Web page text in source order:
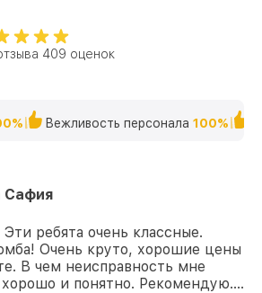
409 оценок
Вежливость персонала 100%
Сафия
ребята очень классные.
Очень круто, хорошие цены
В чем неисправность мне
хорошо и понятно. Рекомендую….